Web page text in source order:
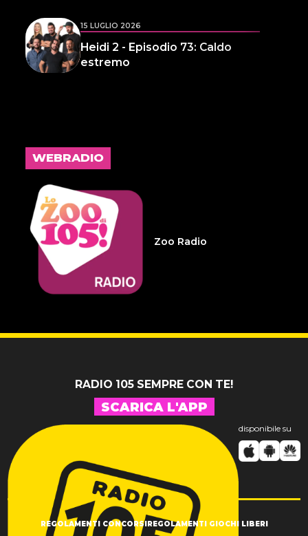
15 LUGLIO 2026
Heidi 2 - Episodio 73: Caldo
estremo
frammenti d'anima 32
14 LUGLIO 2026
Infameria Telefonica -
Sospensione patente
WEBRADIO
Zoo Radio
RADIO 105 SEMPRE CON TE!
SCARICA L'APP
disponibile su
REGOLAMENTI CONCORSI REGOLAMENTI GIOCHI LIBERI